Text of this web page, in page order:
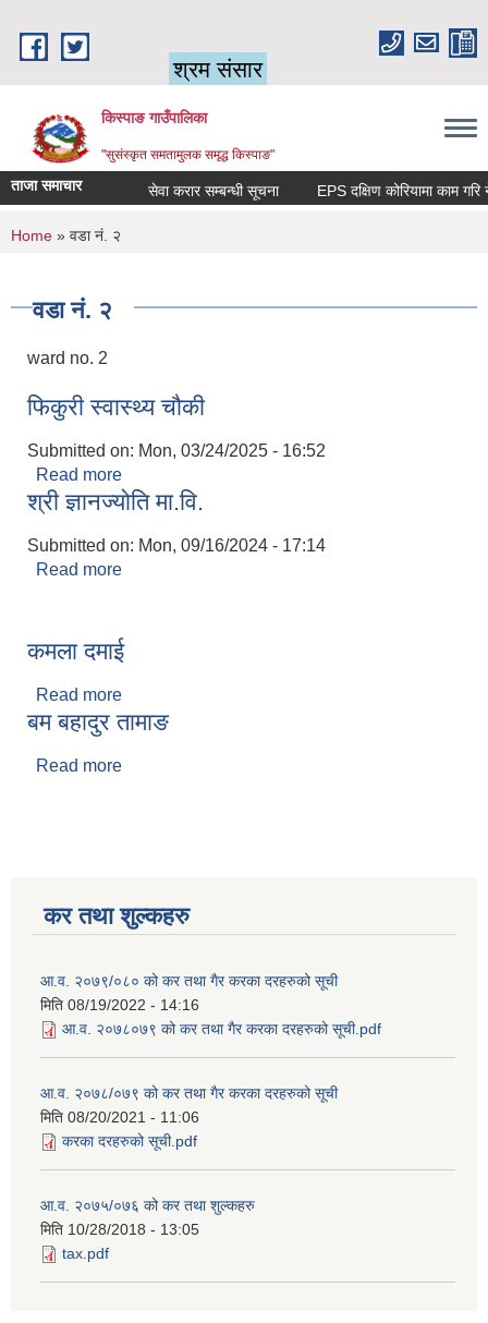
श्रम संसार
किस्पाङ गाउँपालिका
"सुसंस्कृत समतामुलक समृद्ध किस्पाङ"
ताजा समाचार सेवा करार सम्बन्धी सूचना
You are here
Home » वडा नं. २
वडा नं. २
ward no. 2
फिकुरी स्वास्थ्य चौकी
Submitted on: Mon, 03/24/2025 - 16:52
Read more
श्री ज्ञानज्योति मा.वि.
Submitted on: Mon, 09/16/2024 - 17:14
Read more
कमला दमाई
Read more
बम बहादुर तामाङ
Read more
कर तथा शुल्कहरु
आ.व. २०७९/०८० को कर तथा गैर करका दरहरुको सूची
मिति 08/19/2022 - 14:16
आ.व. २०७८०७९ को कर तथा गैर करका दरहरुको सूची.pdf
आ.व. २०७८/०७९ को कर तथा गैर करका दरहरुको सूची
मिति 08/20/2021 - 11:06
करका दरहरुको सूची.pdf
आ.व. २०७५/०७६ को कर तथा शुल्कहरु
मिति 10/28/2018 - 13:05
tax.pdf